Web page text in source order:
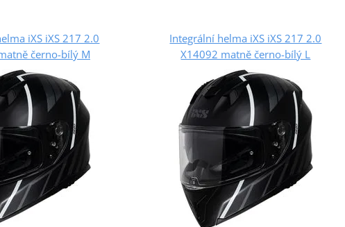
iXS iXS 217 2.0
černo-bílý M
Integrální helma iXS iXS 217 2.0
X14092 matně černo-bílý L